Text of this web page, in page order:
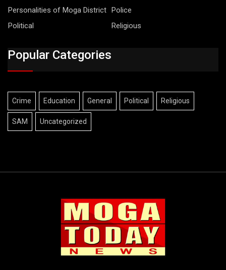
Personalities of Moga District
Police
Political
Religious
Popular Categories
Crime Education General Political Religious
SAM Uncategorized